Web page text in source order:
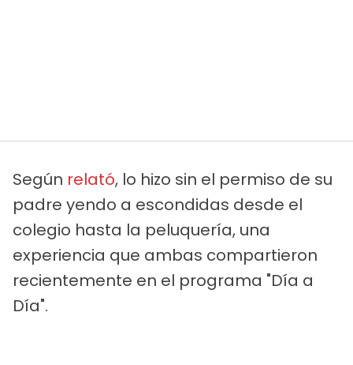
Según relató, lo hizo sin el permiso de su
padre yendo a escondidas desde el
colegio hasta la peluquería, una
experiencia que ambas compartieron
recientemente en el programa "Día a
Día".